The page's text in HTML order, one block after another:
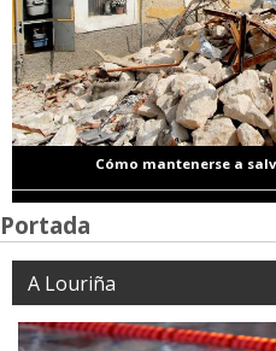
Cómo mantenerse a
Portada
A Louriña